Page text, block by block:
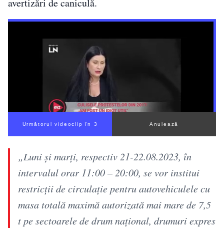
avertizări de caniculă.
Următorul videoclip în 2 Anulează
„Luni şi marţi, respectiv 21-22.08.2023, în
intervalul orar 11:00 – 20:00, se vor institui
restricţii de circulaţie pentru autovehiculele cu
masa totală maximă autorizată mai mare de 7,5
t pe sectoarele de drum naţional, drumuri expres